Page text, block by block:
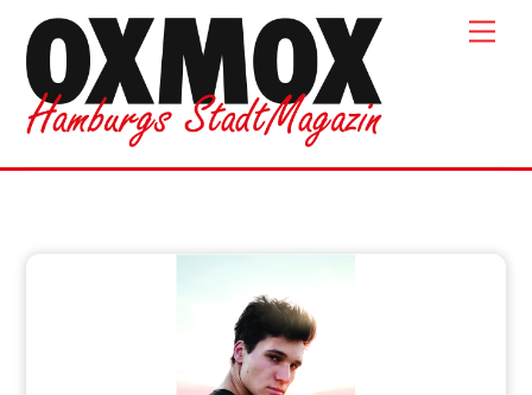
content